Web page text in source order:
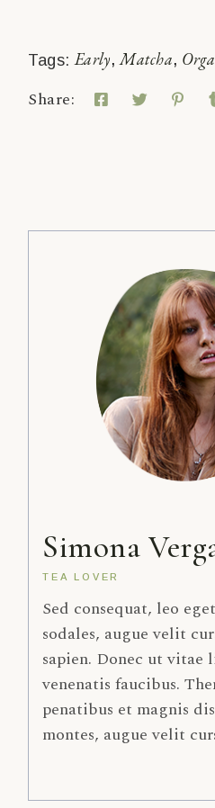
Tags: Early Matcha
Share:
Simona
TEA LOVER
Sed consequat, leo
sodales, augue velit
sapien. Donec ut vitae
venenatis faucibus.
penatibus et magnis
montes, augue velit